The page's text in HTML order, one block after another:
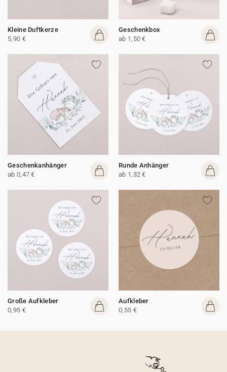
Kleine Duftkerze
5,90 €
Geschenkbox
ab 1,50 €
Geschenkanhänger
ab 0,47 €
Runde Anhänger
ab 1,32 €
Große Aufkleber
0,95 €
Aufkleber
0,55 €